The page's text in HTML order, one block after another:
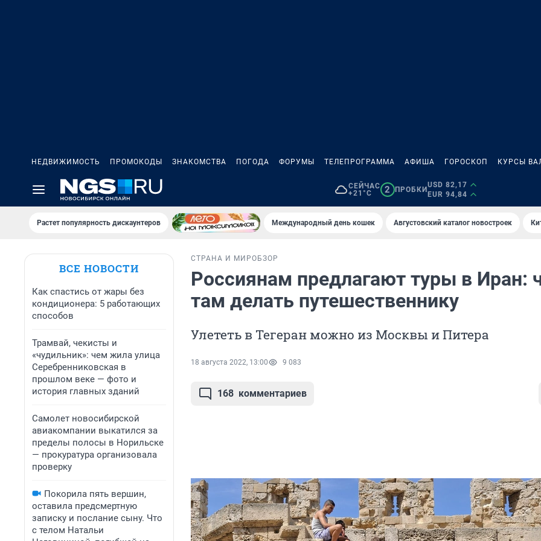
НЕДВИЖИМОСТЬ ПРОМОКОДЫ ЗНАКОМСТВА ПОГОДА ФОРУМЫ ТЕЛЕПРОГРАММА АФИША ГОРОСКОП КУРСЫ
СЕЙЧАС
+21°C
2 ПРОБКИ
USD 82,17
EUR 94,84
Растет популярность дискаунтеров Международный день кошек Августовский каталог новостроек
ВСЕ НОВОСТИ
Как спастись от жары без
кондиционера: 5 работающих
способов
Трамвай, чекисты и
«чудильник»: чем жила улица
Серебренниковская в
прошлом веке — фото и
история главных зданий
Самолет новосибирской
авиакомпании выкатился за
пределы полосы в Норильске
— прокуратура организовала
проверку
Покорила пять вершин,
оставила предсмертную
записку и послание сыну. Что
с телом Натальи
СТРАНА И МИРОБЗОР
Россиянам предлагают туры в Иран:
там делать путешественнику
Улететь в Тегеран можно из Москвы и Питера
18 августа 2022, 13:00 9 083
168 комментариев